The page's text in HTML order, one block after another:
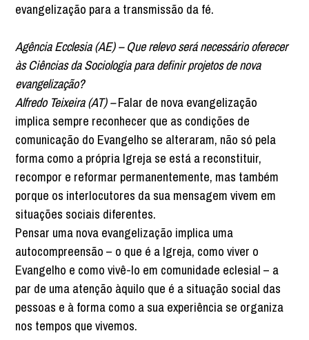
evangelização para a transmissão da fé.
Agência Ecclesia (AE) – Que relevo será necessário oferecer
às Ciências da Sociologia para definir projetos de nova
evangelização?
Alfredo Teixeira (AT) –Falar de nova evangelização
implica sempre reconhecer que as condições de
comunicação do Evangelho se alteraram, não só pela
forma como a própria Igreja se está a reconstituir,
recompor e reformar permanentemente, mas também
porque os interlocutores da sua mensagem vivem em
situações sociais diferentes.
Pensar uma nova evangelização implica uma
autocompreensão – o que é a Igreja, como viver o
Evangelho e como vivê-lo em comunidade eclesial – a
par de uma atenção àquilo que é a situação social das
pessoas e à forma como a sua experiência se organiza
nos tempos que vivemos.